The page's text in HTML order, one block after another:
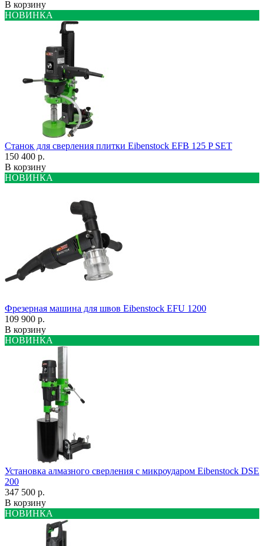
В корзину
НОВИНКА
Станок для сверления плитки Eibenstock EFB 125 P SET
150 400 р.
В корзину
НОВИНКА
Фрезерная машина для швов Eibenstock EFU 1200
109 900 р.
В корзину
НОВИНКА
Установка алмазного сверления с микроударом Eibenstock DSE
200
347 500 р.
В корзину
НОВИНКА